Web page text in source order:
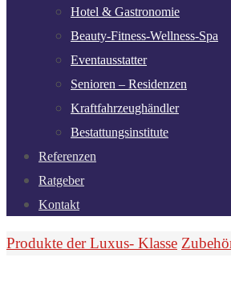
Hotel & Gastronomie
Beauty-Fitness-Wellness-Spa
Eventausstatter
Senioren – Residenzen
Kraftfahrzeughändler
Bestattungsinstitute
Referenzen
Ratgeber
Kontakt
Start
Produkte der Luxus- Klasse